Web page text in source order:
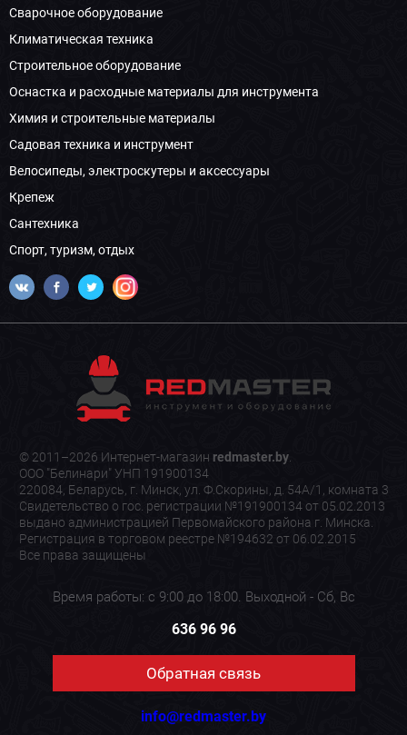
Сварочное оборудование
Климатическая техника
Строительное оборудование
Оснастка и расходные материалы для инструмента
Химия и строительные материалы
Садовая техника и инструмент
Велосипеды, электроскутеры и аксессуары
Крепеж
Сантехника
Спорт, туризм, отдых
© 2011–2026 Интернет-магазин redmaster.by.
ООО "Белинари" УНП 191900134
220084, Беларусь, г. Минск, ул. Ф.Скорины, д. 54А/1, комната 3
Свидетельство о гос. регистрации №191900134 от 05.02.2013
выдано администрацией Первомайского района г. Минска.
Регистрация в торговом реестре №194632 от 06.02.2015
Все права защищены
Время работы: с 9:00 до 18:00. Выходной - Сб, Вс
636 96 96
Обратная связь
info@redmaster.by